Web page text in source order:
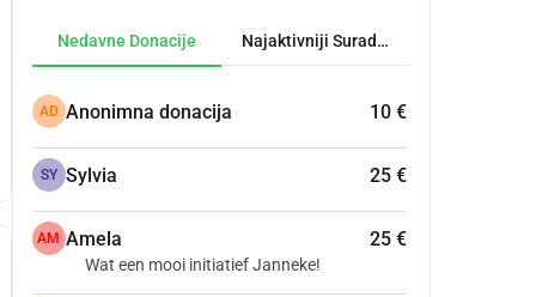
Nedavne Donacije Najaktivniji Suradnici
AD Anonimna donacija 10 €
SY Sylvia 25 €
AM Amela 25 €
Wat een mooi initiatief Janneke!